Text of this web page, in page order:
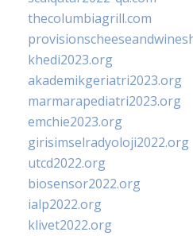
thecolumbiagrill.com
khedi2023.org
akademikgeriatri2023.org
marmarapediatri2023.org
emchie2023.org
girisimselradyoloji2022.org
utcd2022.org
biosensor2022.org
ialp2022.org
klivet2022.org